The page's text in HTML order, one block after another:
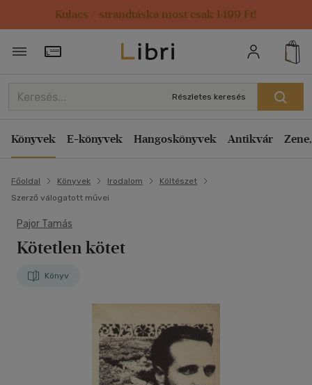
Kulacs / strandtáska most csak 1499 Ft!
Törzsvásárlói Kártya adatai
Részletes keresés
Könyvek E-könyvek Hangoskönyvek Antikvár
Főoldal Könyvek Irodalom
Költészet
Szerző válogatott művei
Pajor Tamás
Kötetlen kötet
Könyv